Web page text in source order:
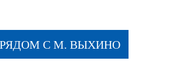
С М. ВЫХИНО